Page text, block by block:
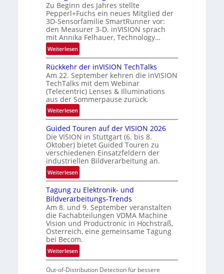
R
u
n
d
e
w
s
‘
Zu Beginn des Jahres stellte
Pepperl+Fuchs ein neues Mitglied der
3D-Sensorfamilie SmartRunner vor:
den Measurer 3-D. inVISION sprach
mit Annika Felhauer, Technology…
Weiterlesen:
U
n
b
e
g
r
e
z
t
e
M
ö
g
l
i
c
h
k
e
t
e
Rückkehr der inVISION TechTalks
Am 22. September kehren die inVISION
TechTalks mit dem Webinar
(Telecentric) Lenses & Illuminations
aus der Sommerpause zurück.
Weiterlesen:
R
ü
c
k
k
e
h
d
e
r
i
n
V
I
S
I
Guided Touren auf der VISION 2026
Die VISION in Stuttgart (6. bis 8.
Oktober) bietet Guided Touren zu
verschiedenen Einsatzfeldern der
industriellen Bildverarbeitung an.
Weiterlesen:
G
u
i
d
e
d
T
o
u
r
Tagung zu Elektronik- und
Bildverarbeitungs-Trends
Am 8. und 9. September veranstalten
die Fachabteilungen VDMA Machine
Vision und Productronic in Hochstraß,
Österreich, eine gemeinsame Tagung
bei Becom.
Weiterlesen:
T
a
Out-of-Distribution Detection für bessere